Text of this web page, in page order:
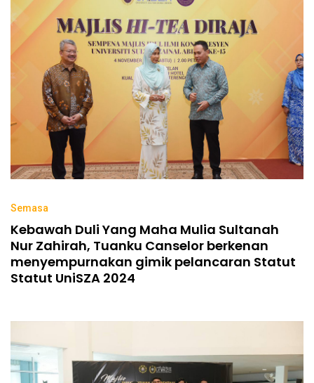
Semasa
Kebawah Duli Yang Maha Mulia Sultanah
Nur Zahirah, Tuanku Canselor berkenan
menyempurnakan gimik pelancaran Statut
Statut UniSZA 2024